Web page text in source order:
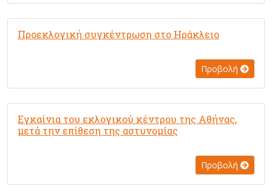
Προεκλογική συγκέντρωση στο Ηράκλειο
Προβολή
Εγκαίνια του εκλογικού κέντρου της Αθήνας,
μετά την επίθεση της αστυνομίας
Προβολή